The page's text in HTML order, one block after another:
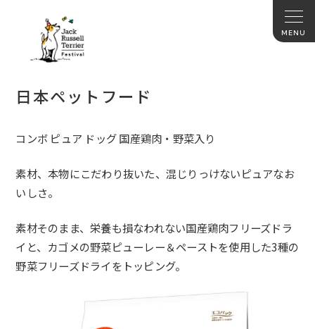
日本ペットフード
コンボ ピュア ドッグ 国産鶏肉・野菜入り
素材、本物にこだわり抜いた、混じりっけないピュアなお
いしさ。
素材そのまま、栄養も損なわれない国産鶏肉フリーズドラ
イと、カゴメの野菜ピューレー＆ペーストを使用した3種の
野菜フリーズドライをトッピング。